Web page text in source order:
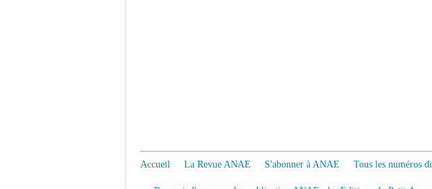
Accueil La Revue ANAE S'abonner à ANAE Tous les numéros